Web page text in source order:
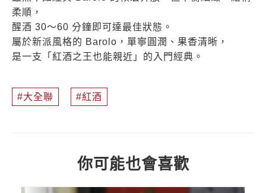
柔順，
醒酒 30～60 分鐘即可達最佳狀態。
屬於新派風格的 Barolo，單寧圓潤、果香清晰，
是一支「紅酒之王也能親近」的入門經典。
大全聯 紅酒
你可能也會喜歡